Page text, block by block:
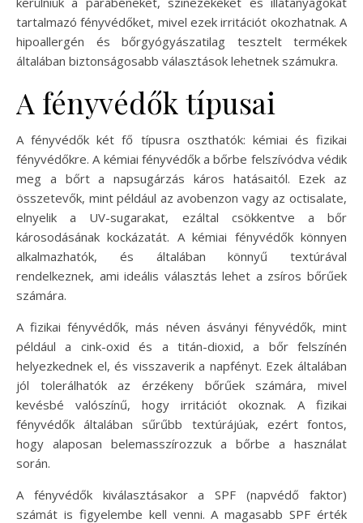
tartalmazó fényvédőket, mivel ezek irritációt okozhatnak. A
hipoallergén és bőrgyógyászatilag tesztelt termékek
általában biztonságosabb választások lehetnek számukra.
A fényvédők típusai
A fényvédők két fő típusra oszthatók: kémiai és fizikai
fényvédőkre. A kémiai fényvédők a bőrbe felszívódva védik
meg a bőrt a napsugárzás káros hatásaitól. Ezek az
összetevők, mint például az avobenzon vagy az octisalate,
elnyelik a UV-sugarakat, ezáltal csökkentve a bőr
károsodásának kockázatát. A kémiai fényvédők könnyen
alkalmazhatók, és általában könnyű textúrával
rendelkeznek, ami ideális választás lehet a zsíros bőrűek
számára.
A fizikai fényvédők, más néven ásványi fényvédők, mint
például a cink-oxid és a titán-dioxid, a bőr felszínén
helyezkednek el, és visszaverik a napfényt. Ezek általában
jól tolerálhatók az érzékeny bőrűek számára, mivel
kevésbé valószínű, hogy irritációt okoznak. A fizikai
fényvédők általában sűrűbb textúrájúak, ezért fontos,
hogy alaposan belemasszírozzuk a bőrbe a használat
során.
A fényvédők kiválasztásakor a SPF (napvédő faktor)
számát is figyelembe kell venni. A magasabb SPF érték